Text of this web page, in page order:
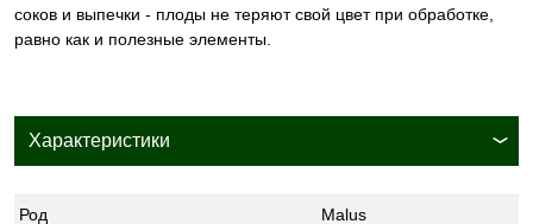
соков и выпечки - плоды не теряют свой цвет при обработке,
равно как и полезные элементы.
Характеристики
Род Malus